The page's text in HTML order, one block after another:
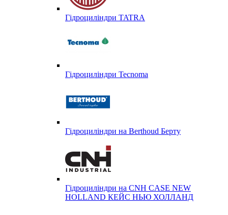
Гідроциліндри TATRA
Гідроциліндри Tecnoma
Гідроциліндри на Berthoud Берту
Гідроциліндри на CNH CASE NEW
HOLLAND КЕЙС НЬЮ ХОЛЛАНД